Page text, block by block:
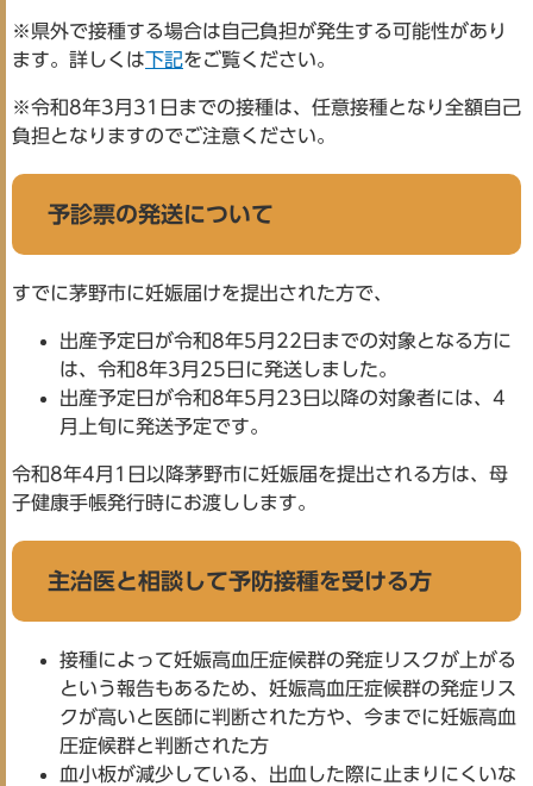
※県外で接種する場合は自己負担が発生する可能性があり
ます。詳しくは下記をご覧ください。
※令和8年3月31日までの接種は、任意接種となり全額自己
負担となりますのでご注意ください。
予診票の発送について
すでに茅野市に妊娠届けを提出された方で、
出産予定日が令和8年5月22日までの対象となる方に
は、令和8年3月25日に発送しました。
出産予定日が令和8年5月23日以降の対象者には、4
月上旬に発送予定です。
令和8年4月1日以降茅野市に妊娠届を提出される方は、母
子健康手帳発行時にお渡しします。
主治医と相談して予防接種を受ける方
接種によって妊娠高血圧症候群の発症リスクが上がる
という報告もあるため、妊娠高血圧症候群の発症リス
クが高いと医師に判断された方や、今までに妊娠高血
圧症候群と判断された方
血小板が減少している、出血した際に止まりにくいな